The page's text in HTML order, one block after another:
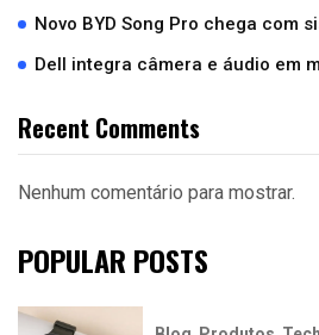
Novo BYD Song Pro chega com
Dell integra câmera e áudio em
Recent Comments
Nenhum comentário para mostrar.
POPULAR POSTS